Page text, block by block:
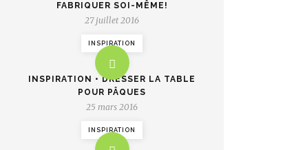
FABRIQUER SOI-MÊME!
27 juillet 2016
INSPIRATION
INSPIRATION • DRESSER LA TABLE
POUR PÂQUES
25 mars 2016
INSPIRATION